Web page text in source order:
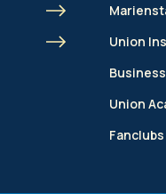
Union
Business
Union
Fanclubs